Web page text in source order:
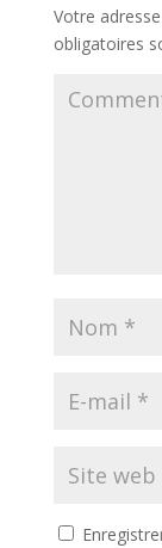
Votre
obligatoires